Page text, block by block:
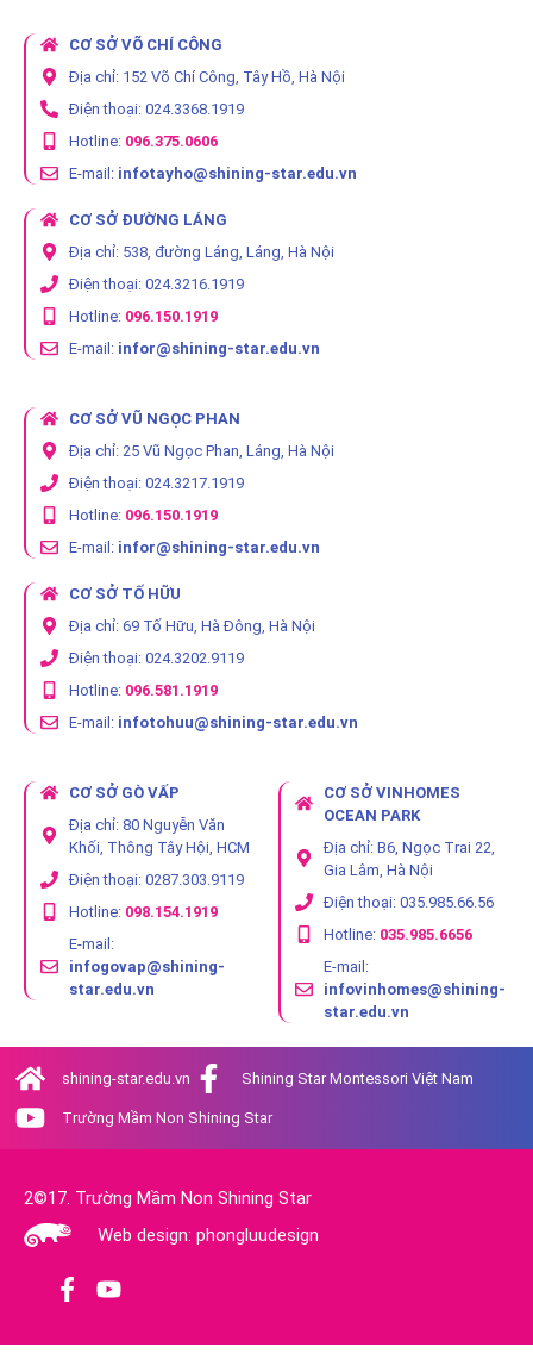
CƠ SỞ VÕ CHÍ CÔNG
Địa chỉ: 152 Võ Chí Công, Tây Hồ, Hà Nội
Điện thoại: 024.3368.1919
Hotline: 096.375.0606
E-mail: infotayho@shining-star.edu.vn
CƠ SỞ ĐƯỜNG LÁNG
Địa chỉ: 538, đường Láng, Láng, Hà Nội
Điện thoại: 024.3216.1919
Hotline: 096.150.1919
E-mail: infor@shining-star.edu.vn
CƠ SỞ VŨ NGỌC PHAN
Địa chỉ: 25 Vũ Ngọc Phan, Láng, Hà Nội
Điện thoại: 024.3217.1919
Hotline: 096.150.1919
E-mail: infor@shining-star.edu.vn
CƠ SỞ TỐ HỮU
Địa chỉ: 69 Tố Hữu, Hà Đông, Hà Nội
Điện thoại: 024.3202.9119
Hotline: 096.581.1919
E-mail: infotohuu@shining-star.edu.vn
CƠ SỞ GÒ VẤP
Địa chỉ: 80 Nguyễn Văn
Khối, Thông Tây Hội, HCM
Điện thoại: 0287.303.9119
Hotline: 098.154.1919
E-mail:
infogovap@shining-
star.edu.vn
CƠ SỞ VINHOMES
OCEAN PARK
Địa chỉ: B6, Ngọc Trai 22,
Gia Lâm, Hà Nội
Điện thoại: 035.985.66.56
Hotline: 035.985.6656
E-mail:
infovinhomes@shining-
star.edu.vn
shining-star.edu.vn Shining Star Montessori Việt Nam
Trường Mầm Non Shining Star
2©17. Trường Mầm Non Shining Star
Web design: phongluudesign